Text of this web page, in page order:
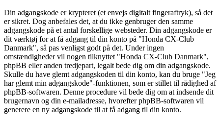
Din adgangskode er krypteret (et envejs digitalt fingeraftryk), så det
er sikret. Dog anbefales det, at du ikke genbruger den samme
adgangskode på et antal forskellige websteder. Din adgangskode er
dit værktøj for at få adgang til din konto på "Honda CX-Club
Danmark", så pas venligst godt på det. Under ingen
omstændigheder vil nogen tilknyttet "Honda CX-Club Danmark",
phpBB eller anden tredjepart, legalt bede dig om din adgangskode.
Skulle du have glemt adgangskoden til din konto, kan du bruge "Jeg
har glemt min adgangskode"-funktionen, som er stillet til rådighed af
phpBB-softwaren. Denne procedure vil bede dig om at indsende dit
brugernavn og din e-mailadresse, hvorefter phpBB-softwaren vil
generere en ny adgangskode til at få adgang til din konto.